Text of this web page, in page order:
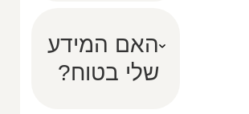
האם המידע
שלי בטוח?